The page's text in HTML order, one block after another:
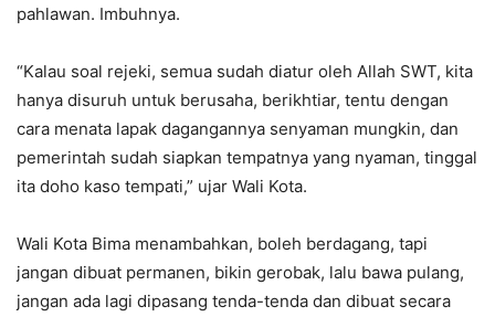
pahlawan. Imbuhnya.
“Kalau soal rejeki, semua sudah diatur oleh Allah SWT, kita
hanya disuruh untuk berusaha, berikhtiar, tentu dengan
cara menata lapak dagangannya senyaman mungkin, dan
pemerintah sudah siapkan tempatnya yang nyaman, tinggal
ita doho kaso tempati,” ujar Wali Kota.
Wali Kota Bima menambahkan, boleh berdagang, tapi
jangan dibuat permanen, bikin gerobak, lalu bawa pulang,
jangan ada lagi dipasang tenda-tenda dan dibuat secara